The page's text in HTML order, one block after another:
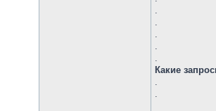
Какие